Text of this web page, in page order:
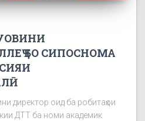
БО СИПОСНОМА
директор оид ба робитаҳои
ДТТ ба номи академик